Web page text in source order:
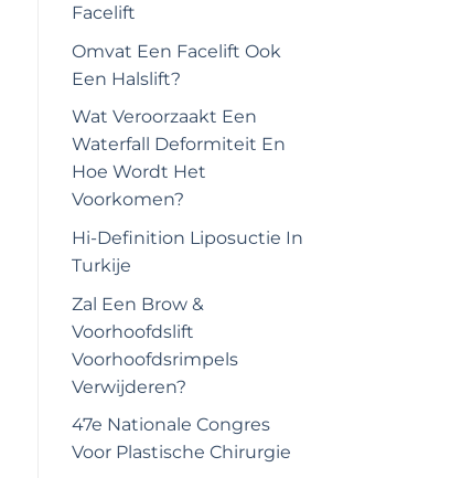
Facelift
Omvat Een Facelift Ook
Een Halslift?
Wat Veroorzaakt Een
Waterfall Deformiteit En
Hoe Wordt Het
Voorkomen?
Hi-Definition Liposuctie In
Turkije
Zal Een Brow &
Voorhoofdslift
Voorhoofdsrimpels
Verwijderen?
47e Nationale Congres
Voor Plastische Chirurgie